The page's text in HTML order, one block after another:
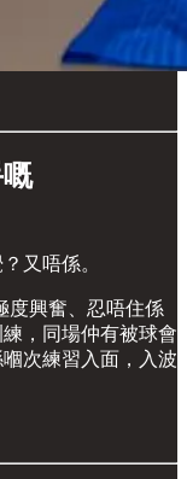
又唔係。
度興奮、忍唔住係
，同場仲有被球會
次練習入面，入波